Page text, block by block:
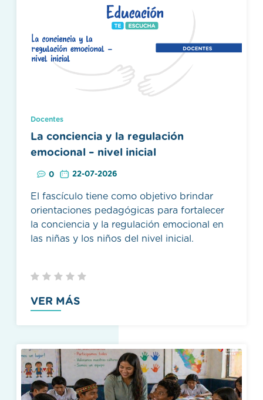
Docentes
La conciencia y la regulación
emocional – nivel inicial
0 22-07-2026
El fascículo tiene como objetivo brindar
orientaciones pedagógicas para fortalecer
la conciencia y la regulación emocional en
las niñas y los niños del nivel inicial.
VER MÁS